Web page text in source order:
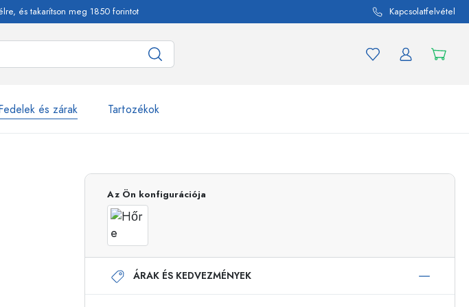
és takarítson meg 1850 forintot Kapcsolatfelvétel
és zárak Tartozékok
Airless adagolók
Roll-on palackok
A befőttes üvegekhez
Az Ön konfigurációja
ÁRAK ÉS KEDVEZMÉNYEK